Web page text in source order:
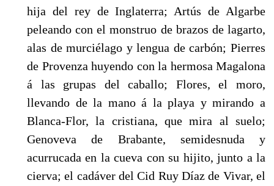
hija del rey de Inglaterra; Artús de Algarbe
peleando con el monstruo de brazos de lagarto,
alas de murciélago y lengua de carbón; Pierres
de Provenza huyendo con la hermosa Magalona
á las grupas del caballo; Flores, el moro,
llevando de la mano á la playa y mirando a
Blanca-Flor, la cristiana, que mira al suelo;
Genoveva de Brabante, semidesnuda y
acurrucada en la cueva con su hijito, junto a la
cierva; el cadáver del Cid Ruy Díaz de Vivar, el